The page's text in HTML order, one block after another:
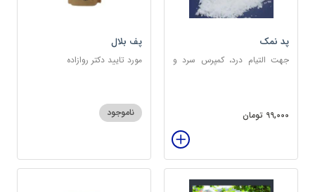
پد نمک
جهت التیام درد، کمپرس سرد و
99,000 تومان
پف بلال
مورد تایید دکتر روازاده
ناموجود